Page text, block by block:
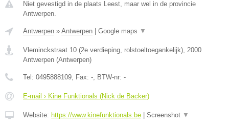
Niet gevestigd in de plaats Leest, maar wel in de provincie
Antwerpen.
Antwerpen » Antwerpen Google maps ▼
Vleminckstraat 10 (2e verdieping, rolstoeltoegankelijk) 2000
Antwerpen (Antwerpen)
Tel: 0495888109 , Fax: - , BTW-nr: -
E-mail › Kine Funktionals (Nick de Backer)
Website: https://www.kinefunktionals.be Screenshot ▼